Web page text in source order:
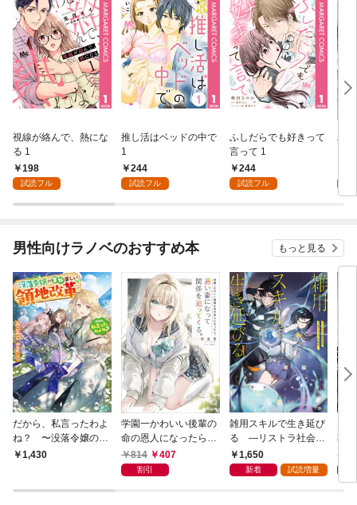
視線が絡んで、熱にな
る 1
198
試読フル
推し活はベッドの中で
1
244
試読フル
ふしだらでも好きって
言って 1
244
試読フル
パ
男性向けラノベのおすすめ本 もっと見る
だから、私言ったわよ
ね？ 〜没落令嬢の案
外楽しい領地改革〜
1,430
学園一かわいい後輩の
命の恩人になったら、
通い妻になって関係を
迫ってくる。
814 407
割引
雑用スキルで生き延び
る —リストラ社会人
のソロダンジョン攻略
記—
1,650
新着 試読増量
私
戻
し